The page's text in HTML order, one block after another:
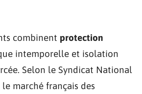
combinent protection
intemporelle et isolation
Selon le Syndicat National
marché français des